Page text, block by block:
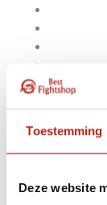
Toestemming
Deze website